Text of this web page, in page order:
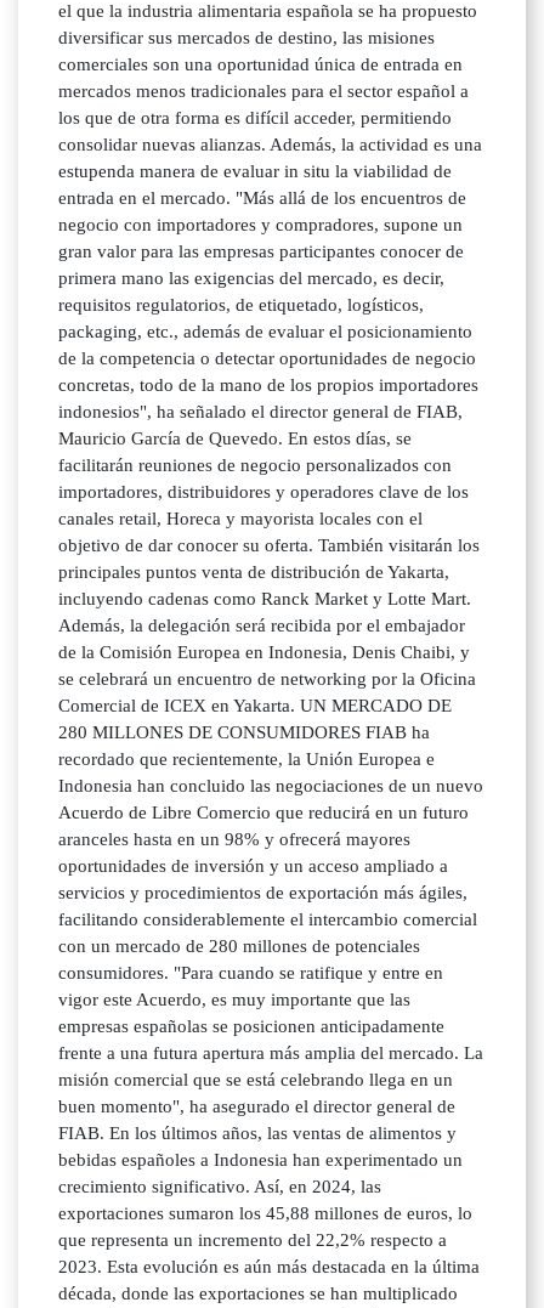
el que la industria alimentaria española se ha propuesto
diversificar sus mercados de destino, las misiones
comerciales son una oportunidad única de entrada en
mercados menos tradicionales para el sector español a
los que de otra forma es difícil acceder, permitiendo
consolidar nuevas alianzas. Además, la actividad es una
estupenda manera de evaluar in situ la viabilidad de
entrada en el mercado. "Más allá de los encuentros de
negocio con importadores y compradores, supone un
gran valor para las empresas participantes conocer de
primera mano las exigencias del mercado, es decir,
requisitos regulatorios, de etiquetado, logísticos,
packaging, etc., además de evaluar el posicionamiento
de la competencia o detectar oportunidades de negocio
concretas, todo de la mano de los propios importadores
indonesios", ha señalado el director general de FIAB,
Mauricio García de Quevedo. En estos días, se
facilitarán reuniones de negocio personalizados con
importadores, distribuidores y operadores clave de los
canales retail, Horeca y mayorista locales con el
objetivo de dar conocer su oferta. También visitarán los
principales puntos venta de distribución de Yakarta,
incluyendo cadenas como Ranck Market y Lotte Mart.
Además, la delegación será recibida por el embajador
de la Comisión Europea en Indonesia, Denis Chaibi, y
se celebrará un encuentro de networking por la Oficina
Comercial de ICEX en Yakarta. UN MERCADO DE
280 MILLONES DE CONSUMIDORES FIAB ha
recordado que recientemente, la Unión Europea e
Indonesia han concluido las negociaciones de un nuevo
Acuerdo de Libre Comercio que reducirá en un futuro
aranceles hasta en un 98% y ofrecerá mayores
oportunidades de inversión y un acceso ampliado a
servicios y procedimientos de exportación más ágiles,
facilitando considerablemente el intercambio comercial
con un mercado de 280 millones de potenciales
consumidores. "Para cuando se ratifique y entre en
vigor este Acuerdo, es muy importante que las
empresas españolas se posicionen anticipadamente
frente a una futura apertura más amplia del mercado. La
misión comercial que se está celebrando llega en un
buen momento", ha asegurado el director general de
FIAB. En los últimos años, las ventas de alimentos y
bebidas españoles a Indonesia han experimentado un
crecimiento significativo. Así, en 2024, las
exportaciones sumaron los 45,88 millones de euros, lo
que representa un incremento del 22,2% respecto a
2023. Esta evolución es aún más destacada en la última
década, donde las exportaciones se han multiplicado